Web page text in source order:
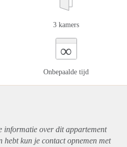
3 kamers
∞
Onbepaalde tijd
informatie over ditappartement
kun je contact opnemen met